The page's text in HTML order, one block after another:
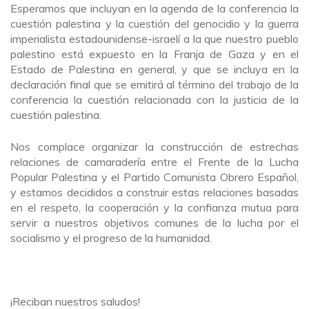
Esperamos que incluyan en la agenda de la conferencia la
cuestión palestina y la cuestión del genocidio y la guerra
imperialista estadounidense-israelí a la que nuestro pueblo
palestino está expuesto en la Franja de Gaza y en el
Estado de Palestina en general, y que se incluya en la
declaración final que se emitirá al término del trabajo de la
conferencia la cuestión relacionada con la justicia de la
cuestión palestina.
Nos complace organizar la construcción de estrechas
relaciones de camaradería entre el Frente de la Lucha
Popular Palestina y el Partido Comunista Obrero Español,
y estamos decididos a construir estas relaciones basadas
en el respeto, la cooperación y la confianza mutua para
servir a nuestros objetivos comunes de la lucha por el
socialismo y el progreso de la humanidad.
¡Reciban nuestros saludos!